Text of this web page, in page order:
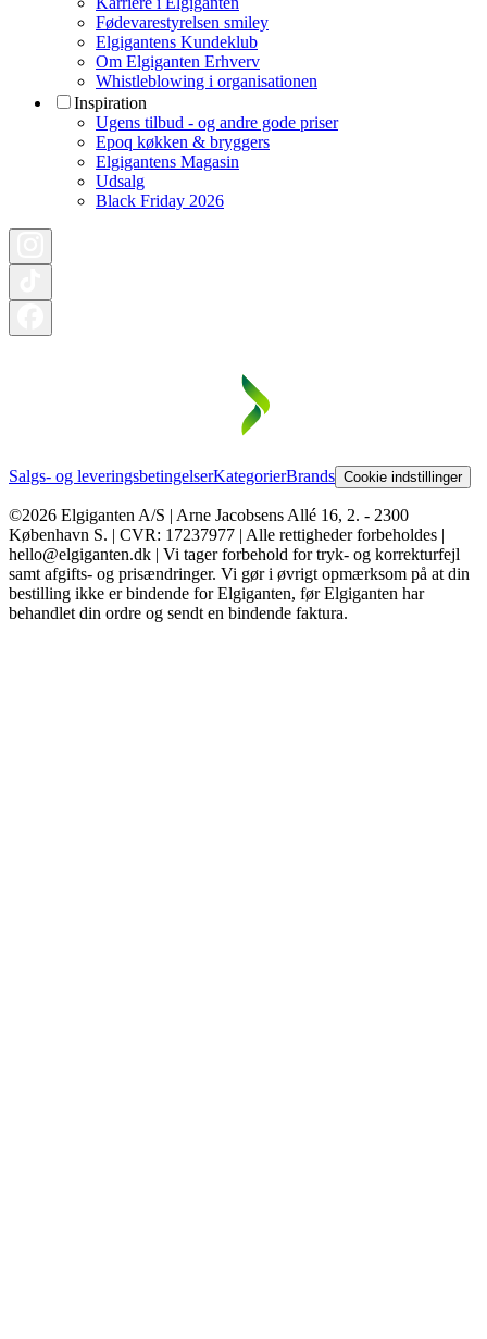
Fødevarestyrelsen smiley
Elgigantens Kundeklub
Om Elgiganten Erhverv
Whistleblowing i organisationen
Inspiration
Ugens tilbud - og andre gode priser
Epoq køkken & bryggers
Elgigantens Magasin
Udsalg
Black Friday 2026
Salgs- og leveringsbetingelserKategorierBrands Cookie indstillinger
©2026 Elgiganten A/S | Arne Jacobsens Allé 16, 2. - 2300
København S. | CVR: 17237977 | Alle rettigheder forbeholdes |
hello@elgiganten.dk | Vi tager forbehold for tryk- og korrekturfejl
samt afgifts- og prisændringer. Vi gør i øvrigt opmærksom på at din
bestilling ikke er bindende for Elgiganten, før Elgiganten har
behandlet din ordre og sendt en bindende faktura.